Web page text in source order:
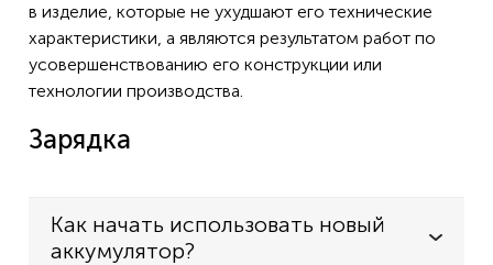
в изделие, которые не ухудшают его технические
характеристики, а являются результатом работ по
усовершенствованию его конструкции или
технологии производства.
Зарядка
Как начать использовать новый
аккумулятор?